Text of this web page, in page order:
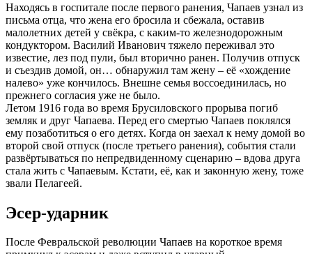
Находясь в госпитале после первого ранения, Чапаев узнал из
письма отца, что жена его бросила и сбежала, оставив
малолетних детей у свёкра, с каким-то железнодорожным
кондуктором. Василий Иванович тяжело переживал это
известие, лез под пули, был вторично ранен. Получив отпуск
и съездив домой, он… обнаружил там жену – её «хождение
налево» уже кончилось. Внешне семья воссоединилась, но
прежнего согласия уже не было.
Летом 1916 года во время Брусиловского прорыва погиб
земляк и друг Чапаева. Перед его смертью Чапаев поклялся
ему позаботиться о его детях. Когда он заехал к нему домой во
второй свой отпуск (после третьего ранения), события стали
развёртываться по непредвиденному сценарию – вдова друга
стала жить с Чапаевым. Кстати, её, как и законную жену, тоже
звали Пелагеей.
Эсер-ударник
После Февральской революции Чапаев на короткое время